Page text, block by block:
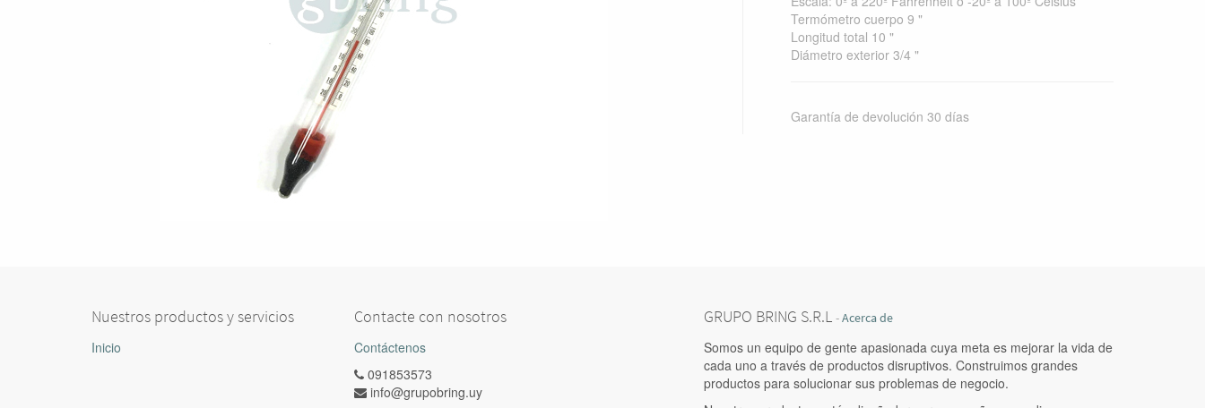
Termómetro cuerpo 9 "
Longitud total 10 "
Diámetro exterior 3/4 "
Garantía de devolución 30 días
Nuestros productos y servicios
Inicio
Contacte con nosotros
Contáctenos
091853573
info@grupobring.uy
GRUPO BRING S.R.L -Acerca de
Somos un equipo de gente apasionada cuya meta es mejorar la vida de
cada uno a través de productos disruptivos. Construimos grandes
productos para solucionar sus problemas de negocio.